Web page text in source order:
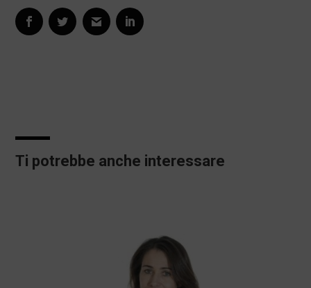
Ti potrebbe anche interessare